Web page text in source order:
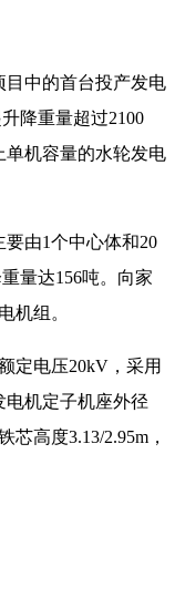
目中的首台投产发电
降重量超过2100
单机容量的水轮发电
由1个中心体和20
量达156吨。向家
机组。
定电压20kV，采用
电机定子机座外径
芯高度3.13/2.95m，